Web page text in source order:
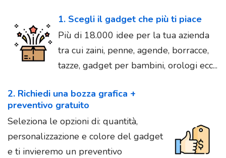
1. Scegli il gadget che più ti piace
Più di 18.000 idee per la tua azienda
tra cui zaini, penne, agende, borracce,
tazze, gadget per bambini, orologi ecc...
2. Richiedi una bozza grafica +
preventivo gratuito
Seleziona le opzioni di: quantità,
personalizzazione e colore del gadget
e ti invieremo un preventivo